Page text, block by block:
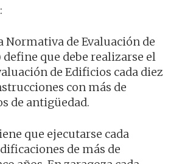
Normativa de Evaluación de
define que debe realizarse el
de Edificios cada diez
con más de
de antigüedad.
que ejecutarse cada
de más de